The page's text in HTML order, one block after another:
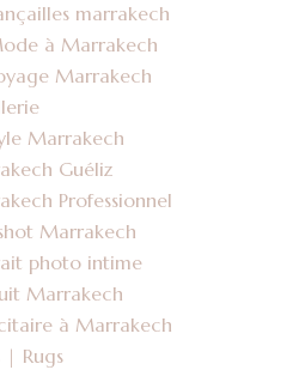
marrakech
à Marrakech
Marrakech
Marrakech
Guéliz
Professionnel
Marrakech
photo intime
Marrakech
à Marrakech
| Rugs